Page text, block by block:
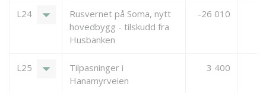
L24 arrow_drop_down
Rusvernet på Soma, nytt
hovedbygg - tilskudd fra
Husbanken
-26 010
L25 arrow_drop_down
Tilpasninger i
Hanamyrveien
3 400